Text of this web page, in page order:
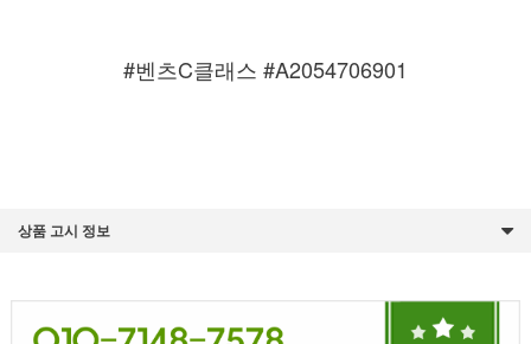
#벤츠C클래스 #A2054706901
상품 고시 정보